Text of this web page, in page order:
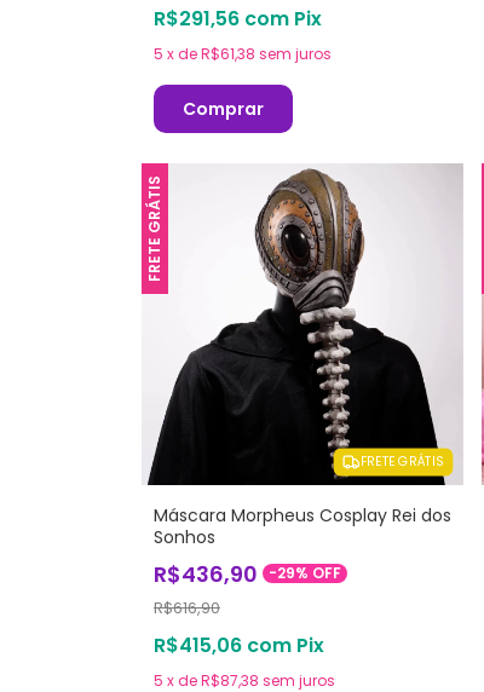
R$291,56 com Pix
5 xdeR$61,38 sem juros
Comprar
FRETE GRÁTIS
FRETE GRÁTIS
Máscara Morpheus Cosplay Rei dos
Sonhos
R$436,90 -29% OFF
R$616,90
R$415,06 com Pix
5 xdeR$87,38 sem juros